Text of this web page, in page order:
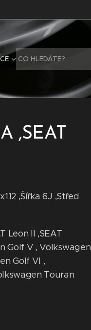
,SEAT
,Šířka 6J ,Střed
Leon II ,SEAT
Golf V , Volkswagen
Golf VI ,
Touran